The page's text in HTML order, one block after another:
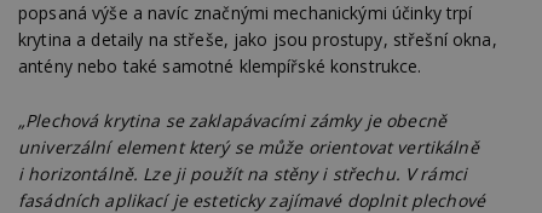
popsaná výše a navíc značnými mechanickými účinky trpí
krytina a detaily na střeše, jako jsou prostupy, střešní okna,
antény nebo také samotné klempířské konstrukce.
„Plechová krytina se zaklapávacími zámky je obecně
univerzální element který se může orientovat vertikálně
i horizontálně. Lze ji použít na stěny i střechu. V rámci
fasádních aplikací je esteticky zajímavé doplnit plechové